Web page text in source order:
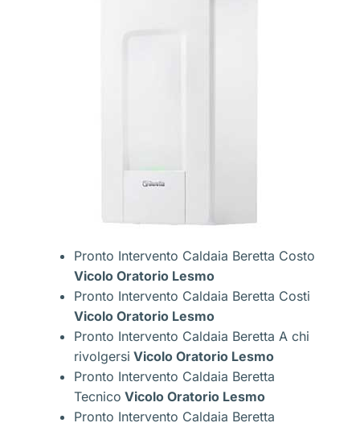
Pronto Intervento Caldaia Beretta Costo
Vicolo Oratorio Lesmo
Pronto Intervento Caldaia Beretta Costi
Vicolo Oratorio Lesmo
Pronto Intervento Caldaia Beretta A chi
rivolgersi Vicolo Oratorio Lesmo
Pronto Intervento Caldaia Beretta
Tecnico Vicolo Oratorio Lesmo
Pronto Intervento Caldaia Beretta